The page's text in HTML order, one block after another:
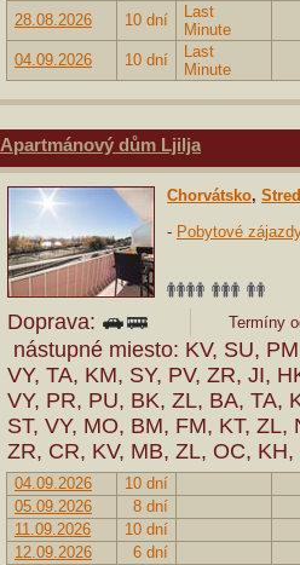
28.08.2026
10 dní
Last
Minute
04.09.2026
10 dní
Last
Minute
Apartmánový dům Ljilja
Chorvátsko,
- Pobytové
Doprava: Termíny
nástupné miesto: KV, SU,
VY, TA, KM, SY, PV, ZR, JI,
VY, PR, PU, BK, ZL, BA, TA,
ST, VY, MO, BM, FM, KT,
ZR, CR, KV, MB, ZL, OC,
04.09.2026 10 dní
05.09.2026
8 dní
11.09.2026
10 dní
12.09.2026
6 dní